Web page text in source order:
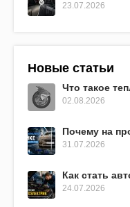
23.07.2026
Новые статьи
Что такое
02.08.2026
Почему на
31.07.2026
Как стать
24.07.2026